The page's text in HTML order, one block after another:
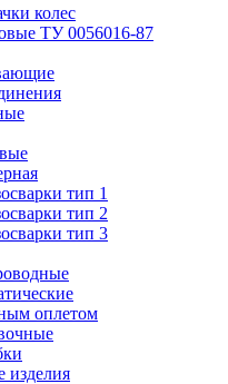
колес
ТУ 0056016-87
тип 1
тип 2
тип 3
оплетом
изделия